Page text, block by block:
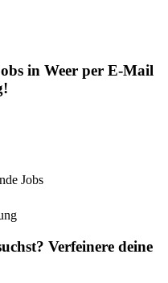
in Weer per E-Mail
Jobs
Verfeinere deine